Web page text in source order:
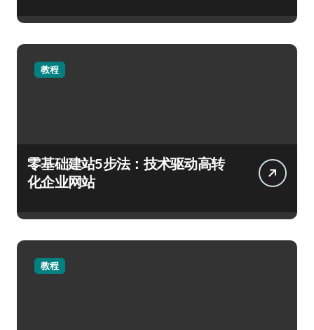
教程
零基础建站5步法：技术驱动高转
化企业网站
教程